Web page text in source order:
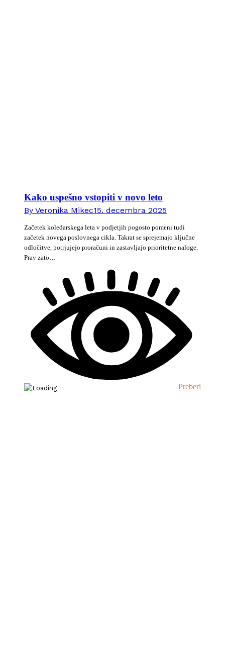
Kako uspešno vstopiti v novo leto
By Veronika Mikec15. decembra 2025
Začetek koledarskega leta v podjetjih pogosto pomeni tudi
začetek novega poslovnega cikla. Takrat se sprejemajo ključne
odločitve, potrjujejo proračuni in zastavljajo prioritetne naloge.
Prav zato…
Preberi